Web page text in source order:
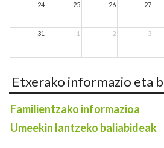
24 25 26 27
31 1 2 3
Etxerako informazio eta
Familientzako informazioa
Umeekin lantzeko baliabideak